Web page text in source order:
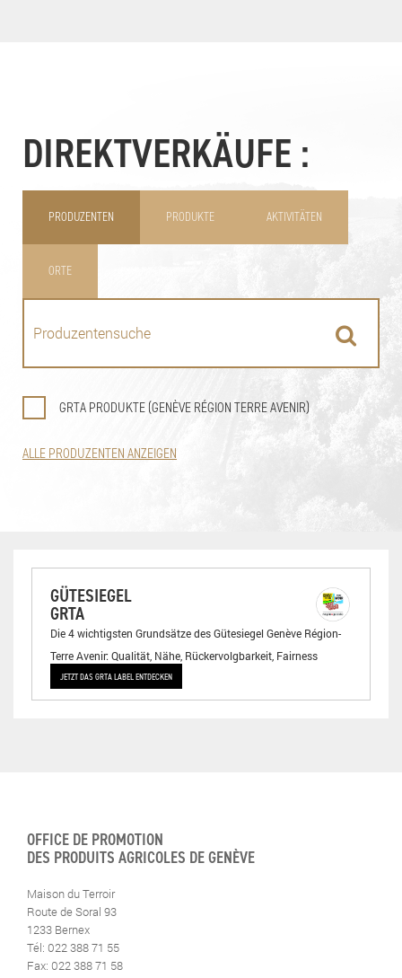
DIREKTVERKÄUFE :
PRODUZENTEN PRODUKTE AKTIVITÄTEN
ORTE
GRTA PRODUKTE (GENÈVE RÉGION TERRE AVENIR)
ALLE PRODUZENTEN ANZEIGEN
GÜTESIEGEL
GRTA
Die 4 wichtigsten Grundsätze des Gütesiegel Genève Région-
Terre Avenir: Qualität, Nähe, Rückervolgbarkeit, Fairness
JETZT DAS GRTA LABEL ENTDECKEN
OFFICE DE PROMOTION
DES PRODUITS AGRICOLES DE GENÈVE
Maison du Terroir
Route de Soral 93
1233 Bernex
Tél: 022 388 71 55
Fax: 022 388 71 58